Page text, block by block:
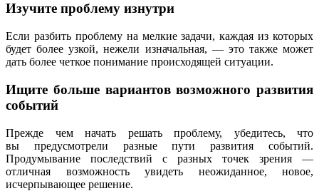
Изучите проблему изнутри
Если разбить проблему на мелкие задачи, каждая из которых
будет более узкой, нежели изначальная, — это также может
дать более четкое понимание происходящей ситуации.
Ищите больше вариантов возможного развития
событий
Прежде чем начать решать проблему, убедитесь, что
вы предусмотрели разные пути развития событий.
Продумывание последствий с разных точек зрения —
отличная возможность увидеть неожиданное, новое,
исчерпывающее решение.